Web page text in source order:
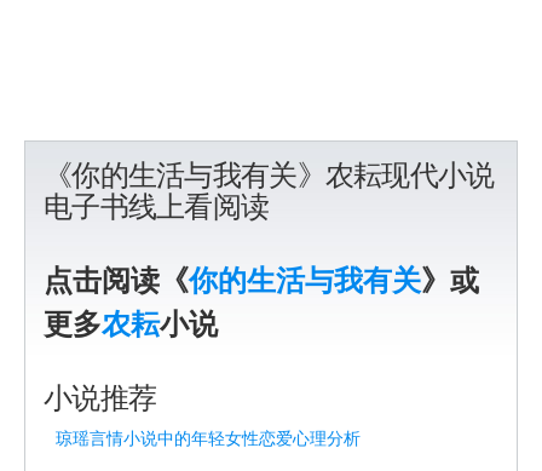
《你的生活与我有关》农耘现代小说
电子书线上看阅读
点击阅读《你的生活与我有关》或
更多农耘小说
小说推荐
琼瑶言情小说中的年轻女性恋爱心理分析